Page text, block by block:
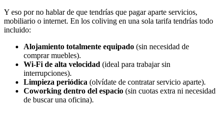
Y eso por no hablar de que tendrías que pagar aparte servicios,
mobiliario o internet. En los coliving en una sola tarifa tendrías todo
incluido:
Alojamiento totalmente equipado (sin necesidad de
comprar muebles).
Wi-Fi de alta velocidad (ideal para trabajar sin
interrupciones).
Limpieza periódica (olvídate de contratar servicio aparte).
Coworking dentro del espacio (sin cuotas extra ni necesidad
de buscar una oficina).